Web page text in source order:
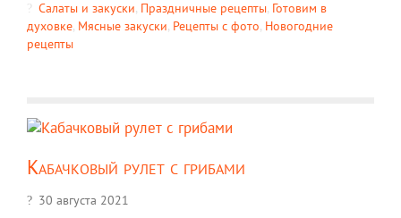
Салаты и закуски, Праздничные рецепты, Готовим в
духовке, Мясные закуски, Рецепты c фото, Новогодние
рецепты
Кабачковый рулет с грибами
30 августа 2021